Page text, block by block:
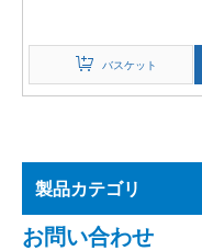
バスケット
製品カテゴリ
お問い合わせ